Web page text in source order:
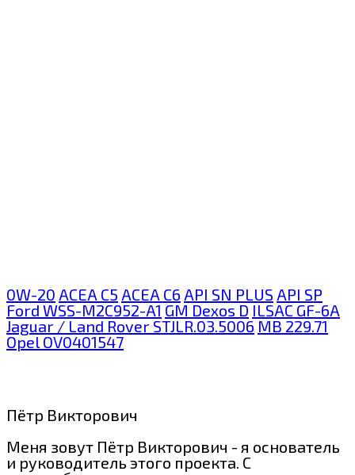
0W-20 ACEA C5 ACEA C6 API SN PLUS API SP
Ford WSS-M2C952-A1 GM Dexos D ILSAC GF-6A
Jaguar / Land Rover STJLR.03.5006 MB 229.71
Opel OV0401547
Пётр Викторович
Меня зовут Пётр Викторович - я основатель
и руководитель этого проекта. С